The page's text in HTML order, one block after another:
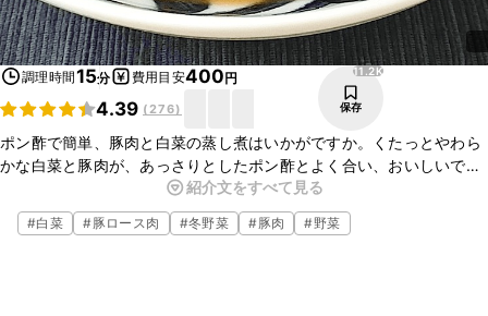
調理時間15分 費用目安400円
4.39 (276)
11.2K
保存
ポン酢で簡単、豚肉と白菜の蒸し煮はいかがですか。くたっとやわら
かな白菜と豚肉が、あっさりとしたポン酢とよく合い、おいしいです
よ。簡単なので、ぜひお試しくださいね。
紹介文をすべて見る
#白菜 #豚ロース肉 #冬野菜 #豚肉 #野菜